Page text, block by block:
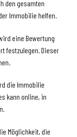
den gesamten
Immobilie helfen.
eine Bewertung
festzulegen. Dieser
die Immobilie
kann online, in
Möglichkeit, die